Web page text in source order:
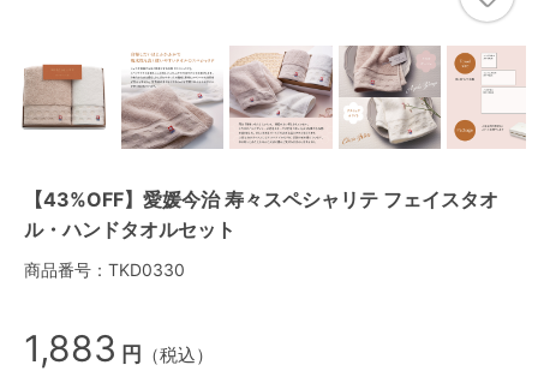
【43%OFF】愛媛今治 寿々スペシャリテ フェイスタオ
ル・ハンドタオルセット
商品番号：TKD0330
1,883 円 （税込）